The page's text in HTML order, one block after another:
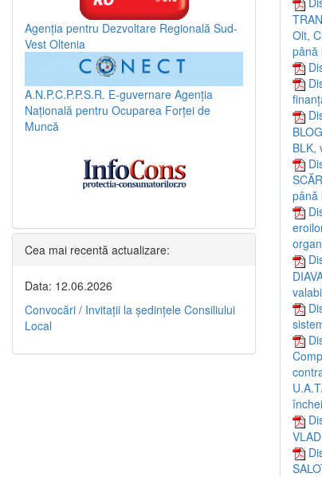
Olt,
până
BLK,
până
Agenția pentru Dezvoltare Regională Sud-
Vest Oltenia
A.N.P.C.P.P.S.R. E-guvernare Agenția
Națională pentru Ocuparea Forței de
Muncă
Cea mai recentă actualizare:
Data: 12.06.2026
Convocări / Invitaţii la şedinţele Consiliului
Local